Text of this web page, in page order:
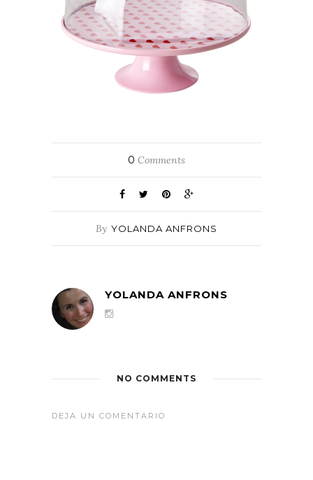
0 Comments
By YOLANDA ANFRONS
YOLANDA ANFRONS
NO COMMENTS
DEJA UN COMENTARIO